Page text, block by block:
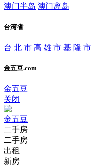
澳门半岛 澳门离岛
台湾省
台 北 市 高 雄 市 基 隆 市
金五豆.com
金五豆
关闭
金五豆
二手房
二手房
出租
新房